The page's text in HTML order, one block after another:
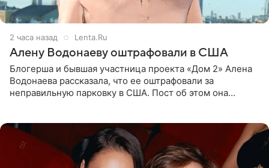
2 часа назад Lenta.Ru
Алену Водонаеву оштрафовали в США
Блогерша и бывшая участница проекта «Дом 2» Алена
Водонаева рассказала, что ее оштрафовали за
неправильную парковку в США. Пост об этом она